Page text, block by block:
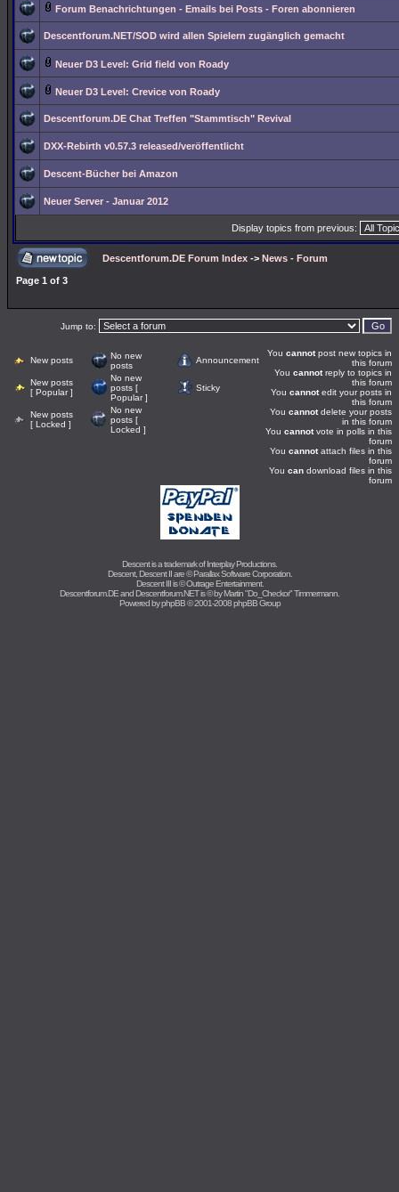
Forum Benachrichtungen - Emails bei Posts - Foren abonnieren
Descentforum.NET/SOD wird allen Spielern zugänglich gemacht
Neuer D3 Level: Grid field von Roady
Neuer D3 Level: Crevice von Roady
Descentforum.DE Chat Treffen "Stammtisch" Revival
DXX-Rebirth v0.57.3 released/veröffentlicht
Descent-Bücher bei Amazon
Neuer Server - Januar 2012
Display topics from previous:
Descentforum.DE Forum Index -> News - Forum
Page 1 of 3
Jump to:
New posts
No new
posts
Announcement
New posts
[ Popular ]
No new
posts [
Popular ]
Sticky
New posts
[ Locked ]
No new
posts [
Locked ]
You cannotpost new topics in
this forum
You cannotreply to topics in
this forum
You cannotedit your posts in
this forum
You cannotdelete your posts
in this forum
You cannotvote in polls in this
forum
You cannotattach files in this
forum
You can download files in this
forum
Descent is a trademark ofInterplay Productions.
Descent, Descent II are ©Parallax Software Corporation.
Descent III is ©Outrage Entertainment.
Descentforum.DE and Descentforum.NET is © byMartin "Do_Checkor" Timmermann
Powered byphpBB© 2001-2008 phpBB Group